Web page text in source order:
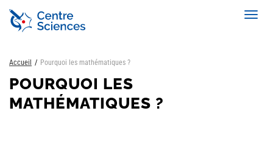
Aller
contenu
Accueil Pourquoi les mathématiques ?
POURQUOI LES
MATHÉMATIQUES ?